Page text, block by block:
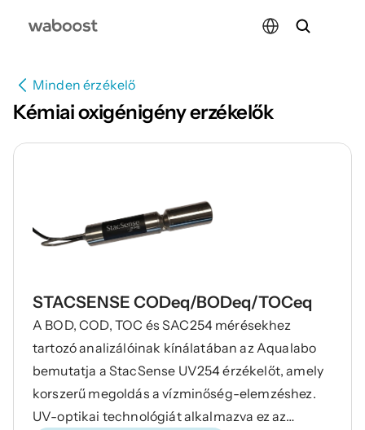
Minden érzékelő
Kémiai oxigénigény erzékelők
STACSENSE CODeq/BODeq/TOCeq
A BOD, COD, TOC és SAC254 mérésekhez
tartozó analizálóinak kínálatában az Aqualabo
bemutatja a StacSense UV254 érzékelőt, amely
korszerű megoldás a vízminőség-elemzéshez.
UV-optikai technológiát alkalmazva ez az